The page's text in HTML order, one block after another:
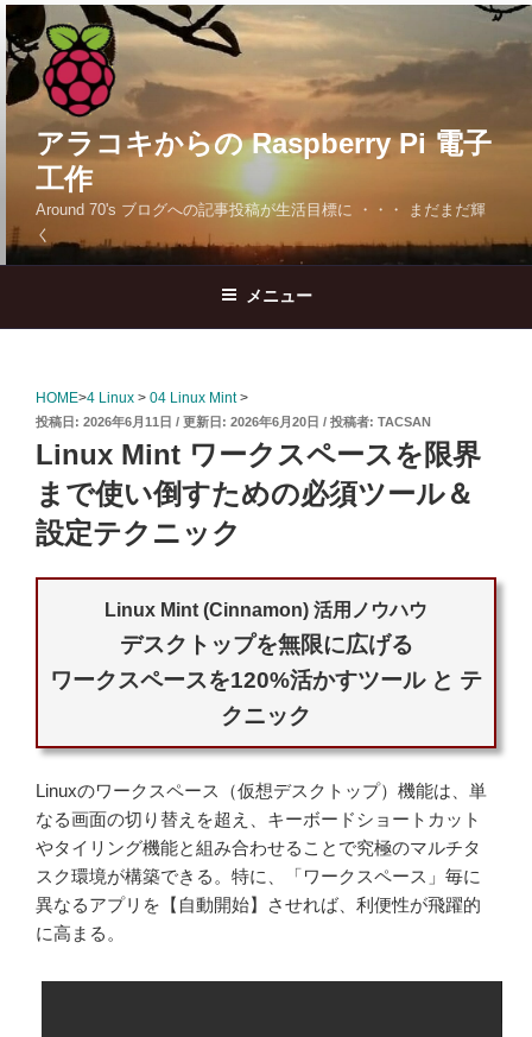
コ
ン
テ
ン
へ
ッ
プ
アラコキからの Raspberry Pi 電子
工作
Around 70's ブログへの記事投稿が生活目標に ・・・ まだまだ輝
く
メニュー
HOME>4 Linux > 04 Linux Mint>
投
稿
日:
2026年6月11日 2026年6月20日 投稿者: TACSAN
Linux Mint ワークスペースを限界
まで使い倒すための必須ツール＆
設定テクニック
Linux Mint (Cinnamon) 活用ノウハウ
デスクトップを無限に広げる
ワークスペースを120%活かすツール と テ
クニック
Linuxのワークスペース（仮想デスクトップ）機能は、単
なる画面の切り替えを超え、キーボードショートカット
やタイリング機能と組み合わせることで究極のマルチタ
スク環境が構築できる。特に、「ワークスペース」毎に
異なるアプリを【自動開始】させれば、利便性が飛躍的
に高まる。